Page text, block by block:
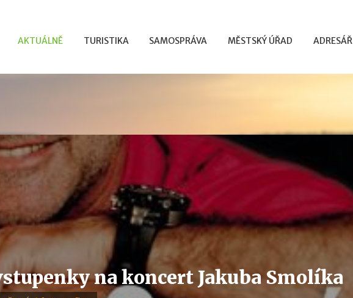
AKTUÁLNĚ TURISTIKA SAMOSPRÁVA MĚSTSKÝ ÚŘAD ADRESÁŘ
na koncert Jakuba Smolíka